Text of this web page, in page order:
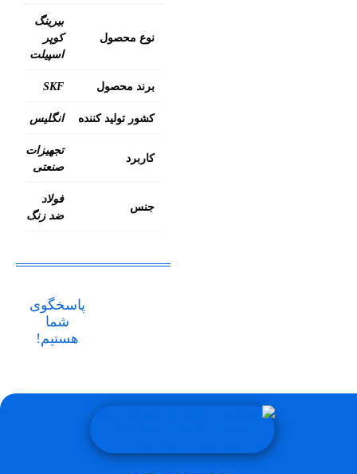
نوع محصول
بیرینگ
کوپر
اسپیلت
برند محصول SKF
کشور تولید کننده انگلیس
کاربرد
تجهیزات
صنعتی
جنس
فولاد
ضد زنگ
پاسخگوی
شما
هستیم!